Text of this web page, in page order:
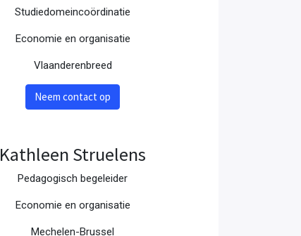
Studiedomeincoördinatie
Economie en organisatie
Vlaanderenbreed
Neem contact op
Kathleen Struelens
Pedagogisch begeleider
Economie en organisatie
Mechelen-Brussel